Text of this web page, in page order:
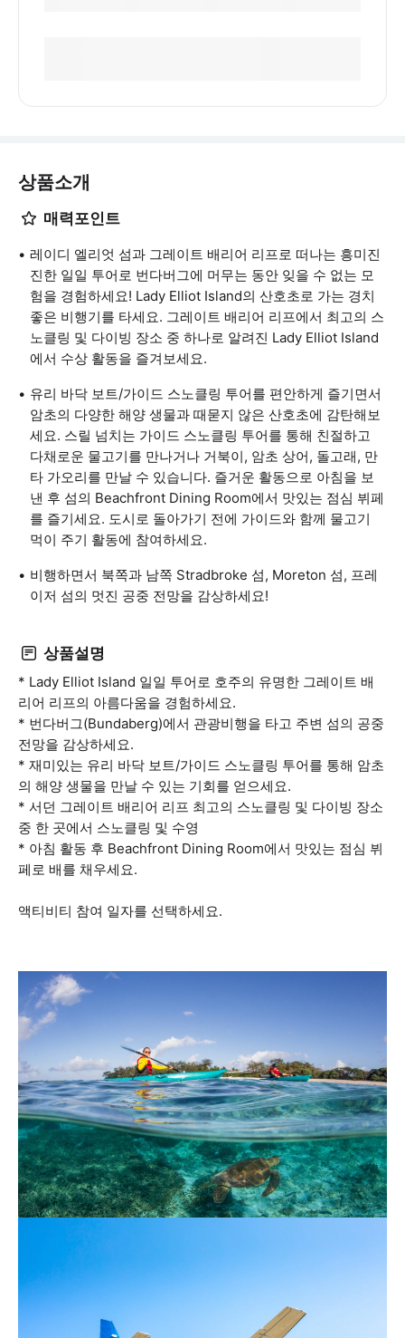
상품소개
매력포인트
레이디 엘리엇 섬과 그레이트 배리어 리프로 떠나는 흥미진
진한 일일 투어로 번다버그에 머무는 동안 잊을 수 없는 모
험을 경험하세요! Lady Elliot Island의 산호초로 가는 경치
좋은 비행기를 타세요. 그레이트 배리어 리프에서 최고의 스
노클링 및 다이빙 장소 중 하나로 알려진 Lady Elliot Island
에서 수상 활동을 즐겨보세요.
유리 바닥 보트/가이드 스노클링 투어를 편안하게 즐기면서
암초의 다양한 해양 생물과 때묻지 않은 산호초에 감탄해보
세요. 스릴 넘치는 가이드 스노클링 투어를 통해 친절하고
다채로운 물고기를 만나거나 거북이, 암초 상어, 돌고래, 만
타 가오리를 만날 수 있습니다. 즐거운 활동으로 아침을 보
낸 후 섬의 Beachfront Dining Room에서 맛있는 점심 뷔페
를 즐기세요. 도시로 돌아가기 전에 가이드와 함께 물고기
먹이 주기 활동에 참여하세요.
비행하면서 북쪽과 남쪽 Stradbroke 섬, Moreton 섬, 프레
이저 섬의 멋진 공중 전망을 감상하세요!
상품설명
* Lady Elliot Island 일일 투어로 호주의 유명한 그레이트 배
리어 리프의 아름다움을 경험하세요.
* 번다버그(Bundaberg)에서 관광비행을 타고 주변 섬의 공중
전망을 감상하세요.
* 재미있는 유리 바닥 보트/가이드 스노클링 투어를 통해 암초
의 해양 생물을 만날 수 있는 기회를 얻으세요.
* 서던 그레이트 배리어 리프 최고의 스노클링 및 다이빙 장소
중 한 곳에서 스노클링 및 수영
* 아침 활동 후 Beachfront Dining Room에서 맛있는 점심 뷔
페로 배를 채우세요.
액티비티 참여 일자를 선택하세요.